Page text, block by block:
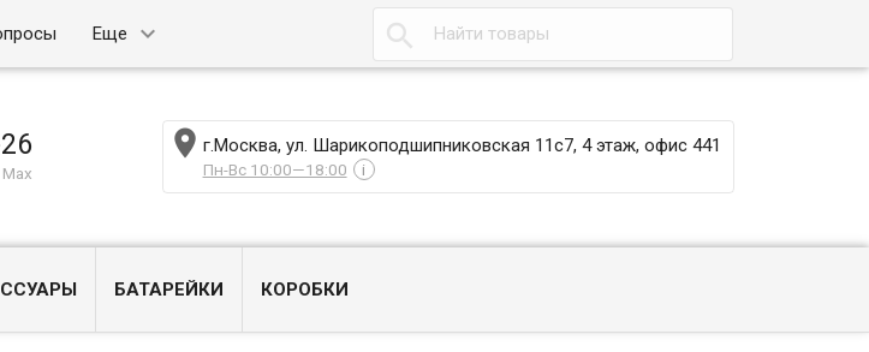
Еще 
 г.Москва, ул. Шарикоподшипниковская 11с7, 4 этаж, офис 441
Пн-Вс 10:00—18:00 i
БАТАРЕЙКИ КОРОБКИ